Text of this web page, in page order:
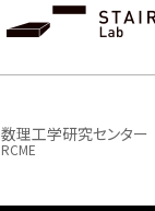
数理工学研究センター
RCME